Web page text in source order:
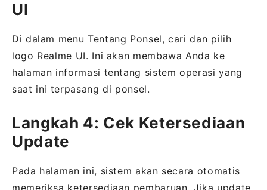
UI
Di dalam menu Tentang Ponsel, cari dan pilih
logo Realme UI. Ini akan membawa Anda ke
halaman informasi tentang sistem operasi yang
saat ini terpasang di ponsel.
Langkah 4: Cek Ketersediaan
Update
Pada halaman ini, sistem akan secara otomatis